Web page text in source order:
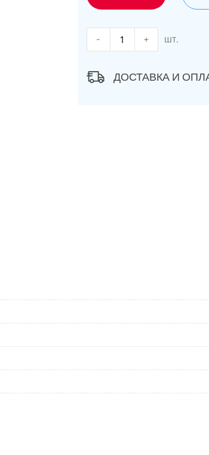
- + шт.
ДОСТАВКА И